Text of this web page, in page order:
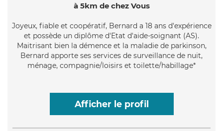
à 5km de chez Vous
Joyeux, fiable et coopératif, Bernard a 18 ans d'expérience
et possède un diplôme d'Etat d'aide-soignant (AS).
Maitrisant bien la démence et la maladie de parkinson,
Bernard apporte ses services de surveillance de nuit,
ménage, compagnie/loisirs et toilette/habillage*
Afficher le profil